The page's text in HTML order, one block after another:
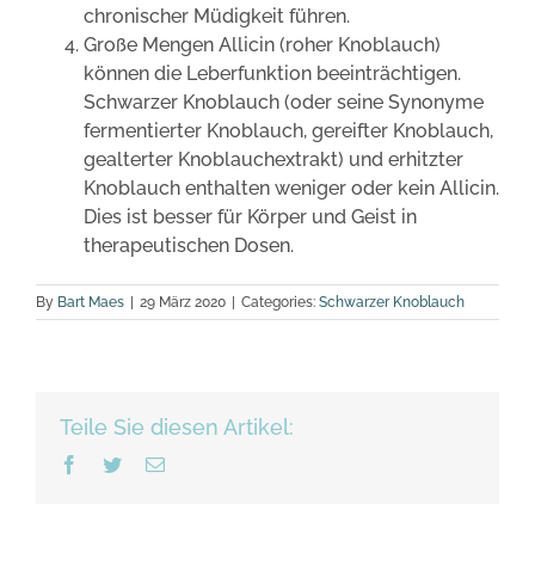
chronischer Müdigkeit führen.
Große Mengen Allicin (roher Knoblauch)
können die Leberfunktion beeinträchtigen.
Schwarzer Knoblauch (oder seine Synonyme
fermentierter Knoblauch, gereifter Knoblauch,
gealterter Knoblauchextrakt) und erhitzter
Knoblauch enthalten weniger oder kein Allicin.
Dies ist besser für Körper und Geist in
therapeutischen Dosen.
By Bart Maes | 29 März 2020 | Categories: Schwarzer Knoblauch
Teile Sie diesen Artikel:
Facebook
TwitterEmail